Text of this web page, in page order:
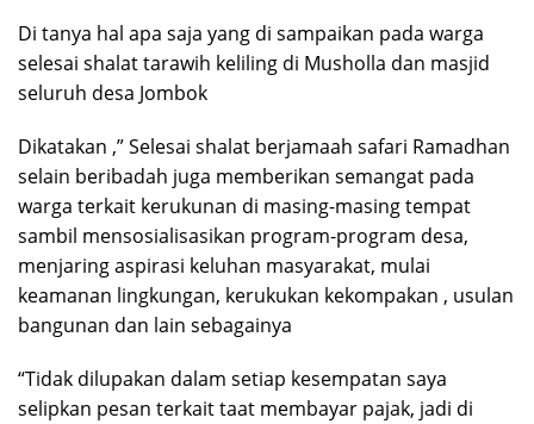
Di tanya hal apa saja yang di sampaikan pada warga
selesai shalat tarawih keliling di Musholla dan masjid
seluruh desa Jombok
Dikatakan ,” Selesai shalat berjamaah safari Ramadhan
selain beribadah juga memberikan semangat pada
warga terkait kerukunan di masing-masing tempat
sambil mensosialisasikan program-program desa,
menjaring aspirasi keluhan masyarakat, mulai
keamanan lingkungan, kerukukan kekompakan , usulan
bangunan dan lain sebagainya
“Tidak dilupakan dalam setiap kesempatan saya
selipkan pesan terkait taat membayar pajak, jadi di